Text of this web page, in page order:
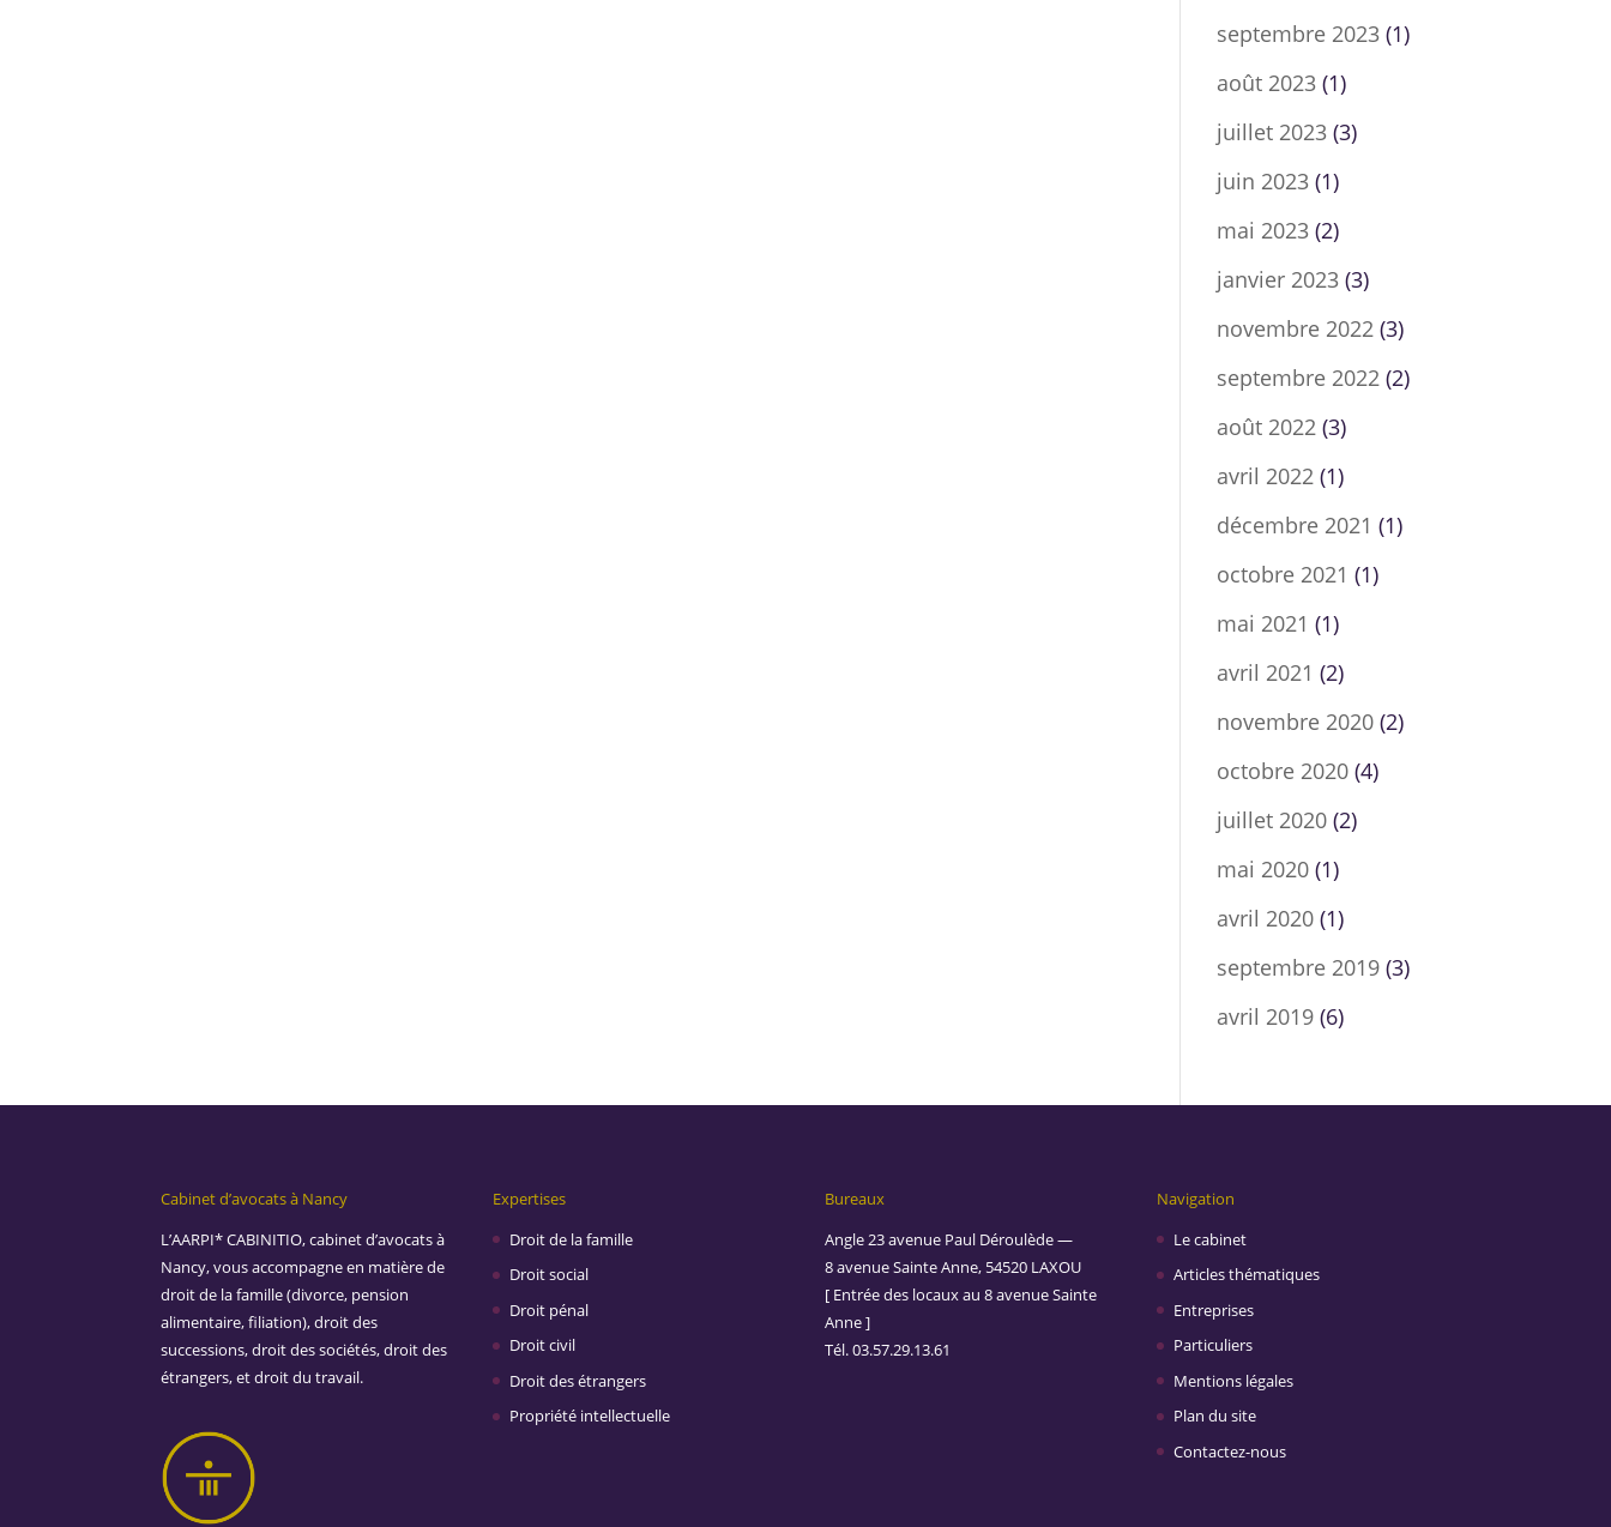
septembre 2023 (1)
août 2023 (1)
juillet 2023 (3)
juin 2023 (1)
mai 2023 (2)
janvier 2023 (3)
novembre 2022 (3)
septembre 2022 (2)
août 2022 (3)
avril 2022 (1)
décembre 2021 (1)
octobre 2021 (1)
mai 2021 (1)
avril 2021 (2)
novembre 2020 (2)
octobre 2020 (4)
juillet 2020 (2)
mai 2020 (1)
avril 2020 (1)
septembre 2019 (3)
avril 2019 (6)
Cabinet d’avocats à Nancy
L’AARPI* CABINITIO, cabinet d’avocats à
Nancy, vous accompagne en matière de
droit de la famille (divorce, pension
alimentaire, filiation), droit des
successions, droit des sociétés, droit des
étrangers, et droit du travail.
Expertises
Droit de la famille
Droit social
Droit pénal
Droit civil
Droit des étrangers
Propriété intellectuelle
Bureaux
Angle 23 avenue Paul Déroulède —
8 avenue Sainte Anne, 54520 LAXOU
[ Entrée des locaux au 8 avenue Sainte
Anne ]
Tél. 03.57.29.13.61
Navigation
Le cabinet
Articles thématiques
Entreprises
Particuliers
Mentions légales
Plan du site
Contactez-nous